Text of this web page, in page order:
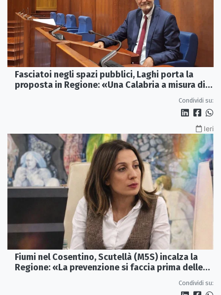
Fasciatoi negli spazi pubblici, Laghi porta la
proposta in Regione: «Una Calabria a misura di
Condividi su:
Ieri
Fiumi nel Cosentino, Scutellà (M5S) incalza la
Regione: «La prevenzione si faccia prima delle
Condividi su: